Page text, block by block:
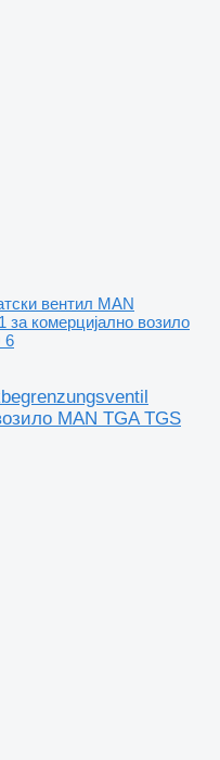
вентил MAN
за комерцијално возило
6
MAN TGA TGS